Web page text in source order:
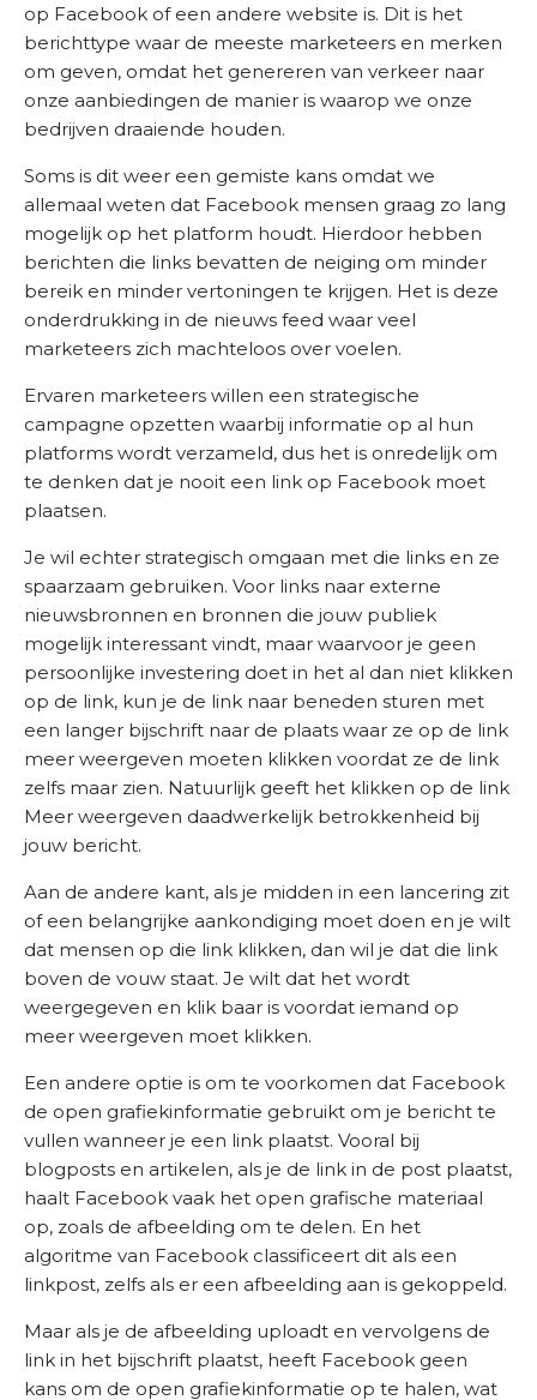
op Facebook of een andere website is. Dit is het
berichttype waar de meeste marketeers en merken
om geven, omdat het genereren van verkeer naar
onze aanbiedingen de manier is waarop we onze
bedrijven draaiende houden.
Soms is dit weer een gemiste kans omdat we
allemaal weten dat Facebook mensen graag zo lang
mogelijk op het platform houdt. Hierdoor hebben
berichten die links bevatten de neiging om minder
bereik en minder vertoningen te krijgen. Het is deze
onderdrukking in de nieuws feed waar veel
marketeers zich machteloos over voelen.
Ervaren marketeers willen een strategische
campagne opzetten waarbij informatie op al hun
platforms wordt verzameld, dus het is onredelijk om
te denken dat je nooit een link op Facebook moet
plaatsen.
Je wil echter strategisch omgaan met die links en ze
spaarzaam gebruiken. Voor links naar externe
nieuwsbronnen en bronnen die jouw publiek
mogelijk interessant vindt, maar waarvoor je geen
persoonlijke investering doet in het al dan niet klikken
op de link, kun je de link naar beneden sturen met
een langer bijschrift naar de plaats waar ze op de link
meer weergeven moeten klikken voordat ze de link
zelfs maar zien. Natuurlijk geeft het klikken op de link
Meer weergeven daadwerkelijk betrokkenheid bij
jouw bericht.
Aan de andere kant, als je midden in een lancering zit
of een belangrijke aankondiging moet doen en je wilt
dat mensen op die link klikken, dan wil je dat die link
boven de vouw staat. Je wilt dat het wordt
weergegeven en klik baar is voordat iemand op
meer weergeven moet klikken.
Een andere optie is om te voorkomen dat Facebook
de open grafiekinformatie gebruikt om je bericht te
vullen wanneer je een link plaatst. Vooral bij
blogposts en artikelen, als je de link in de post plaatst,
haalt Facebook vaak het open grafische materiaal
op, zoals de afbeelding om te delen. En het
algoritme van Facebook classificeert dit als een
linkpost, zelfs als er een afbeelding aan is gekoppeld.
Maar als je de afbeelding uploadt en vervolgens de
link in het bijschrift plaatst, heeft Facebook geen
kans om de open grafiekinformatie op te halen, wat